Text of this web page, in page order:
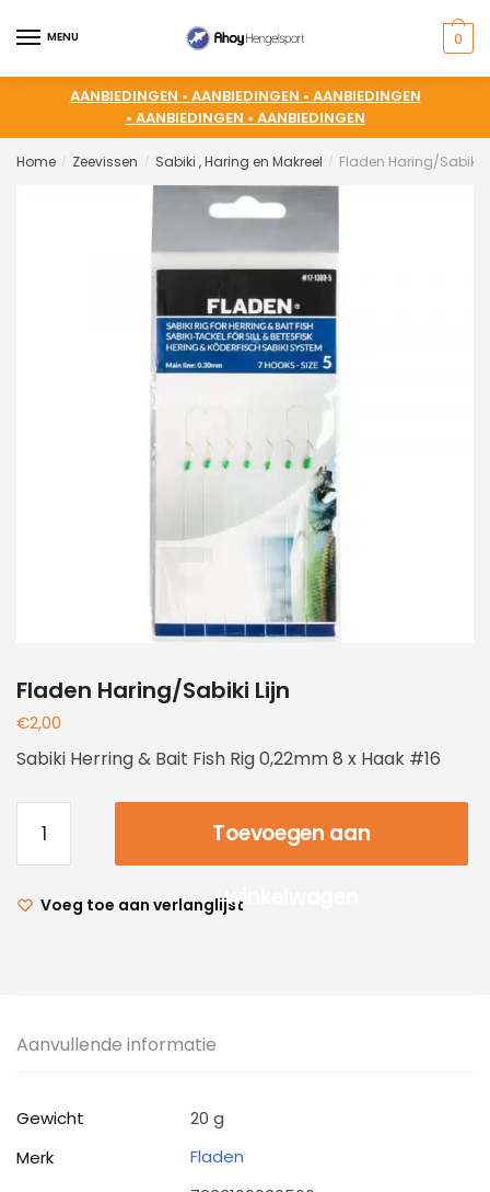
MENU 0
AANBIEDINGEN • AANBIEDINGEN • AANBIEDINGEN
• AANBIEDINGEN • AANBIEDINGEN
Home / Zeevissen / Sabiki , Haring en Makreel / Fladen Haring/Sabiki
Fladen Haring/Sabiki Lijn
€2,00
Sabiki Herring & Bait Fish Rig 0,22mm 8 x Haak #16
Toevoegen aan
winkelwagen
Voeg toe aan verlanglijst
Aanvullende informatie
Gewicht
20 g
Merk
Fladen